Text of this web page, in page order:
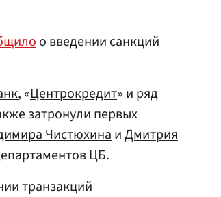
о введении санкций
, «Центрокредит» и ряд
затронули первых
ЧистюхинаиДмитрия
ЦБ.
транзакций